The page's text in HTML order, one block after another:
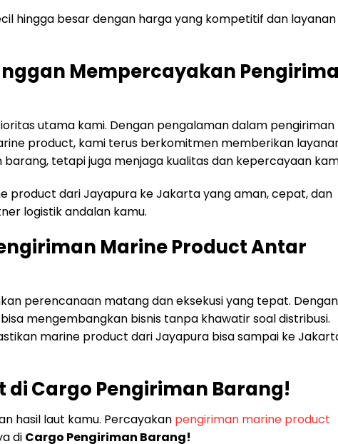
hingga besar dengan harga yang kompetitif dan layanan
Mempercayakan
utama kami. Dengan pengalaman dalam pengiriman
product, kami terus berkomitmen memberikan
tetapi juga menjaga kualitas dan kepercayaan
product dari Jayapura ke Jakarta yang aman, cepat, dan
logistik andalan kamu.
Marine Product Antar
perencanaan matang dan eksekusi yang tepat. Dengan
mengembangkan bisnis tanpa khawatir soal distribusi.
marine product dari Jayapura bisa sampai ke
di Cargo Pengiriman Barang!
hasil laut kamu. Percayakan pengiriman marine product
di Cargo Pengiriman Barang!